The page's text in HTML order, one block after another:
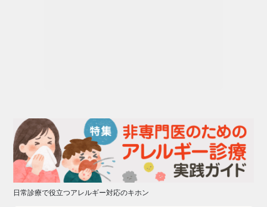
日常診療で役立つアレルギー対応のキホン